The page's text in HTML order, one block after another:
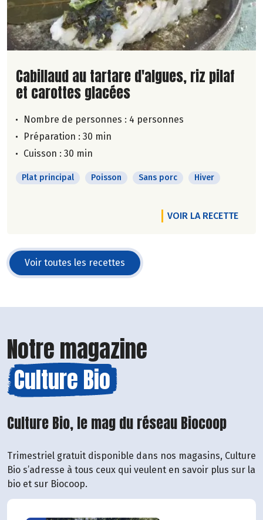
Lire la suite de la recette
Cabillaud au tartare d'algues, riz pilaf
et carottes glacées
Nombre de personnes : 4 personnes
Préparation : 30 min
Cuisson : 30 min
Plat principal Poisson Sans porc Hiver
VOIR LA RECETTE
Voir toutes les recettes
Notre magazine
Culture Bio
Culture Bio, le mag du réseau Biocoop
Trimestriel gratuit disponible dans nos magasins, Culture
Bio s’adresse à tous ceux qui veulent en savoir plus sur la
bio et sur Biocoop.